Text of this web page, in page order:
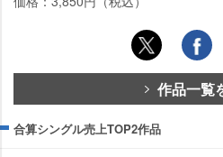
作品一覧
合算シングル売上TOP2作品